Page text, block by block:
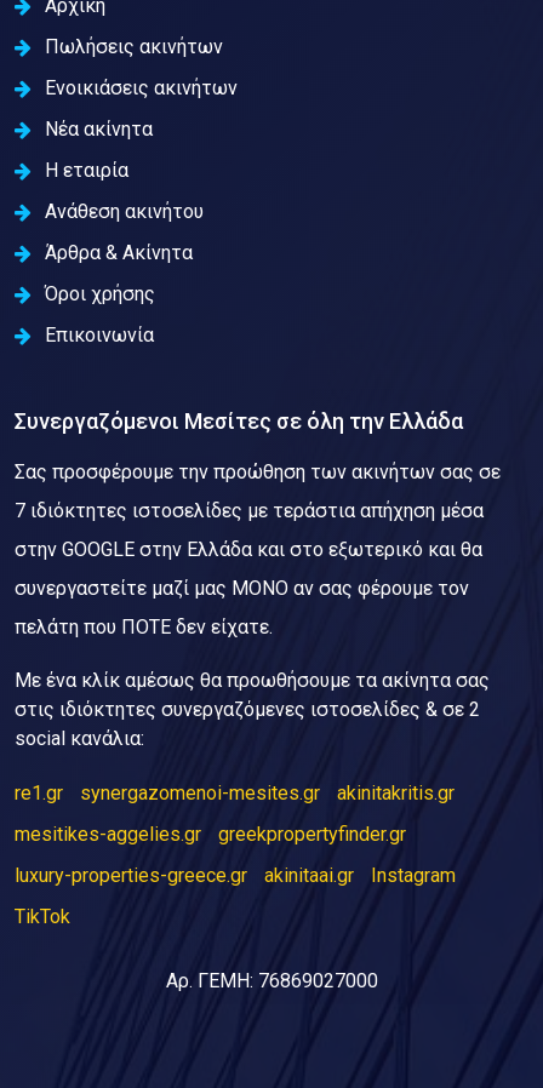
Αρχική
Πωλήσεις ακινήτων
Ενοικιάσεις ακινήτων
Νέα ακίνητα
Η εταιρία
Ανάθεση ακινήτου
Άρθρα & Ακίνητα
Όροι χρήσης
Επικοινωνία
Συνεργαζόμενοι Μεσίτες σε όλη την Ελλάδα
Σας προσφέρουμε την προώθηση των ακινήτων σας σε
7 ιδιόκτητες ιστοσελίδες με τεράστια απήχηση μέσα
στην GOOGLE στην Ελλάδα και στο εξωτερικό και θα
συνεργαστείτε μαζί μας ΜΟΝΟ αν σας φέρουμε τον
πελάτη που ΠΟΤΕ δεν είχατε.
Με ένα κλίκ αμέσως θα προωθήσουμε τα ακίνητα σας
στις ιδιόκτητες συνεργαζόμενες ιστοσελίδες & σε 2
social κανάλια:
re1.gr synergazomenoi-mesites.gr
akinitakritis.gr
mesitikes-aggelies.gr
greekpropertyfinder.gr
luxury-properties-greece.gr
akinitaai.gr
Instagram
TikTok
Αρ. ΓΕΜΗ: 76869027000